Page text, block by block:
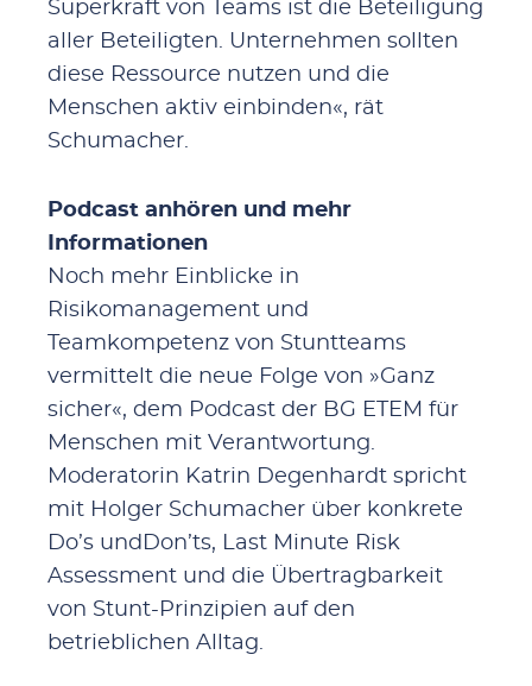
Superkraft von Teams ist die Beteiligung
aller Beteiligten. Unternehmen sollten
diese Ressource nutzen und die
Menschen aktiv einbinden«, rät
Schumacher.
Podcast anhören und mehr
Informationen
Noch mehr Einblicke in
Risikomanagement und
Teamkompetenz von Stuntteams
vermittelt die neue Folge von »Ganz
sicher«, dem Podcast der BG ETEM für
Menschen mit Verantwortung.
Moderatorin Katrin Degenhardt spricht
mit Holger Schumacher über konkrete
Do’s undDon’ts, Last Minute Risk
Assessment und die Übertragbarkeit
von Stunt-Prinzipien auf den
betrieblichen Alltag.